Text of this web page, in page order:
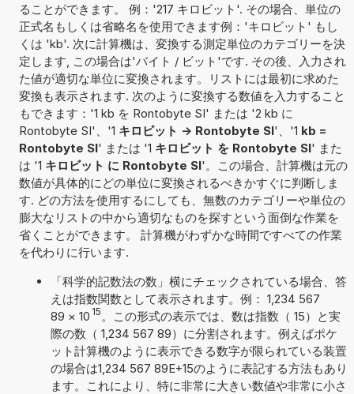
ることができます。 例：'217 キロビット'. その場合、単位の
正式名もしくは省略名を使用できます例：'キロビット' もし
くは 'kb'. 次に計算機は、変換する測定単位のカテゴリーを決
定します, この場合は'バイト / ビット'です. その後、入力され
た値が適切な単位に変換されます。リストには最初に求めた
変換も表示されます. 次のように変換する数値を入力すること
もできます：'1 kb を Rontobyte SI' または '2 kb に
Rontobyte SI'、'1 キロビット -> Rontobyte SI'、'1 kb =
Rontobyte SI' または '1 キロビット を Rontobyte SI' また
は '1 キロビット に Rontobyte SI'。この場合、計算機は元の
数値が具体的にどの単位に変換されるべきかすぐに判断しま
す. どの方法を使用するにしても、無数のカテゴリーや単位の
膨大なリストの中から適切なものを探すという面倒な作業を
省くことができます。 計算機がわずかな時間ですべての作業
を代わりに行います.
「科学的記数法の数」横にチェックされている場合、答
えは指数関数として表示されます。例： 1,234 567
89 × 10 15 。この形式の表示では、数は指数（ 15）と実
際の数（ 1,234 567 89）に分割されます。例えばポケ
ット計算機のように表示できる数字が限られている装置
の場合は1,234 567 89E+15のように表記する方法もあり
ます。これにより、特に非常に大きい数値や非常に小さ